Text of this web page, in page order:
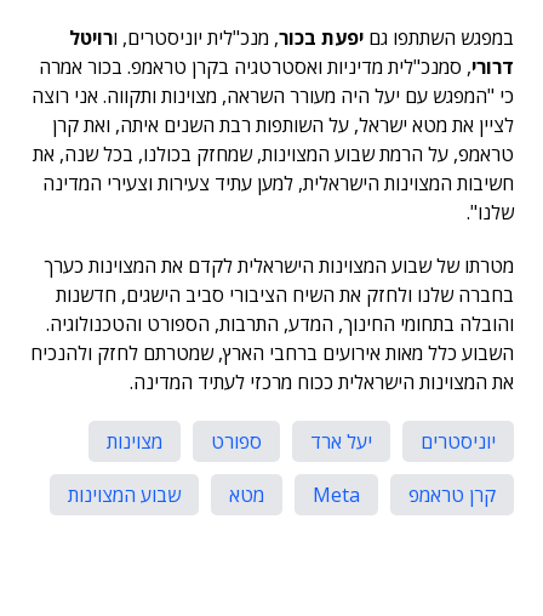
במפגש השתתפו גם יפעת בכור, מנכ"לית יוניסטרים, ורויטל
דרורי, סמנכ"לית מדיניות ואסטרטגיה בקרן טראמפ. בכור אמרה
כי "המפגש עם יעל היה מעורר השראה, מצוינות ותקווה. אני רוצה
לציין את מטא ישראל, על השותפות רבת השנים איתה, ואת קרן
טראמפ, על הרמת שבוע המצוינות, שמחזק בכולנו, בכל שנה, את
חשיבות המצוינות הישראלית, למען עתיד צעירות וצעירי המדינה
שלנו".
מטרתו של שבוע המצוינות הישראלית לקדם את המצוינות כערך
בחברה שלנו ולחזק את השיח הציבורי סביב הישגים, חדשנות
והובלה בתחומי החינוך, המדע, התרבות, הספורט והטכנולוגיה.
השבוע כלל מאות אירועים ברחבי הארץ, שמטרתם לחזק ולהנכיח
את המצוינות הישראלית ככוח מרכזי לעתיד המדינה.
יוניסטרים יעל ארד ספורט
מצוינות
קרן טראמפ
Meta מטא שבוע המצוינות